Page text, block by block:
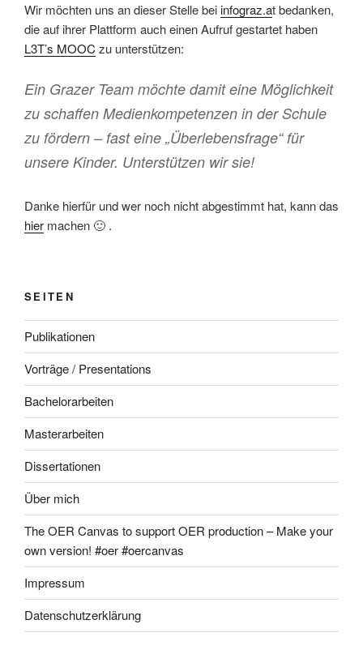
Wir möchten uns an dieser Stelle beiinfograz.at bedanken,
die auf ihrer Plattform auch einen Aufruf gestartet haben
L3T’s MOOC zu unterstützen:
Ein Grazer Team möchte damit eine Möglichkeit
zu schaffen Medienkompetenzen in der Schule
zu fördern – fast eine „Überlebensfrage“ für
unsere Kinder. Unterstützen wir sie!
Danke hierfür und wer noch nicht abgestimmt hat, kann das
hier machen 🙂 .
SEITEN
Publikationen
Vorträge / Presentations
Bachelorarbeiten
Masterarbeiten
Dissertationen
Über mich
The OER Canvas to support OER production – Make your
own version! #oer #oercanvas
Impressum
Datenschutzerklärung